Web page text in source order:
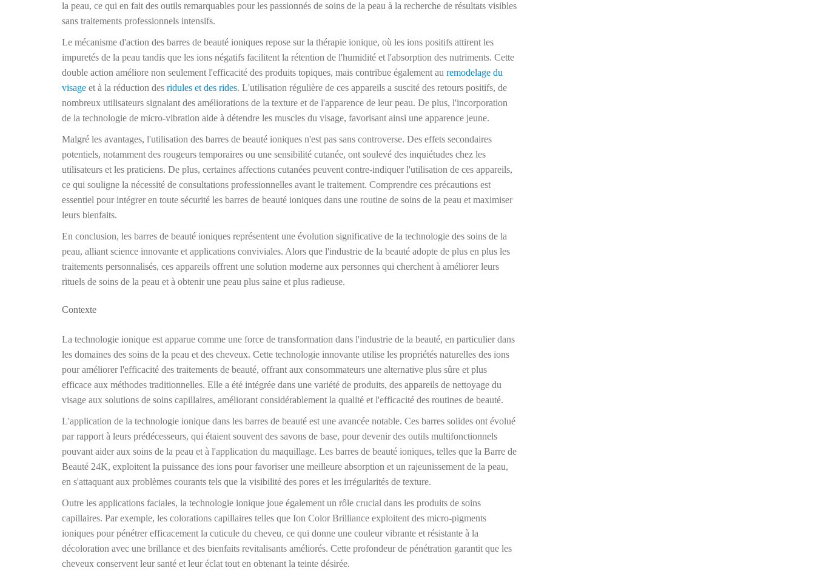
la peau, ce qui en fait des outils remarquables pour les passionnés de soins de la peau à la recherche de résultats visibles
sans traitements professionnels intensifs.
Le mécanisme d'action des barres de beauté ioniques repose sur la thérapie ionique, où les ions positifs attirent les
impuretés de la peau tandis que les ions négatifs facilitent la rétention de l'humidité et l'absorption des nutriments. Cette
double action améliore non seulement l'efficacité des produits topiques, mais contribue également au remodelage du
visage et à la réduction des ridules et des rides. L'utilisation régulière de ces appareils a suscité des retours positifs, de
nombreux utilisateurs signalant des améliorations de la texture et de l'apparence de leur peau. De plus, l'incorporation
de la technologie de micro-vibration aide à détendre les muscles du visage, favorisant ainsi une apparence jeune.
Malgré les avantages, l'utilisation des barres de beauté ioniques n'est pas sans controverse. Des effets secondaires
potentiels, notamment des rougeurs temporaires ou une sensibilité cutanée, ont soulevé des inquiétudes chez les
utilisateurs et les praticiens. De plus, certaines affections cutanées peuvent contre-indiquer l'utilisation de ces appareils,
ce qui souligne la nécessité de consultations professionnelles avant le traitement. Comprendre ces précautions est
essentiel pour intégrer en toute sécurité les barres de beauté ioniques dans une routine de soins de la peau et maximiser
leurs bienfaits.
En conclusion, les barres de beauté ioniques représentent une évolution significative de la technologie des soins de la
peau, alliant science innovante et applications conviviales. Alors que l'industrie de la beauté adopte de plus en plus les
traitements personnalisés, ces appareils offrent une solution moderne aux personnes qui cherchent à améliorer leurs
rituels de soins de la peau et à obtenir une peau plus saine et plus radieuse.
Contexte
La technologie ionique est apparue comme une force de transformation dans l'industrie de la beauté, en particulier dans
les domaines des soins de la peau et des cheveux. Cette technologie innovante utilise les propriétés naturelles des ions
pour améliorer l'efficacité des traitements de beauté, offrant aux consommateurs une alternative plus sûre et plus
efficace aux méthodes traditionnelles. Elle a été intégrée dans une variété de produits, des appareils de nettoyage du
visage aux solutions de soins capillaires, améliorant considérablement la qualité et l'efficacité des routines de beauté.
L'application de la technologie ionique dans les barres de beauté est une avancée notable. Ces barres solides ont évolué
par rapport à leurs prédécesseurs, qui étaient souvent des savons de base, pour devenir des outils multifonctionnels
pouvant aider aux soins de la peau et à l'application du maquillage. Les barres de beauté ioniques, telles que la Barre de
Beauté 24K, exploitent la puissance des ions pour favoriser une meilleure absorption et un rajeunissement de la peau,
en s'attaquant aux problèmes courants tels que la visibilité des pores et les irrégularités de texture.
Outre les applications faciales, la technologie ionique joue également un rôle crucial dans les produits de soins
capillaires. Par exemple, les colorations capillaires telles que Ion Color Brilliance exploitent des micro-pigments
ioniques pour pénétrer efficacement la cuticule du cheveu, ce qui donne une couleur vibrante et résistante à la
décoloration avec une brillance et des bienfaits revitalisants améliorés. Cette profondeur de pénétration garantit que les
cheveux conservent leur santé et leur éclat tout en obtenant la teinte désirée.